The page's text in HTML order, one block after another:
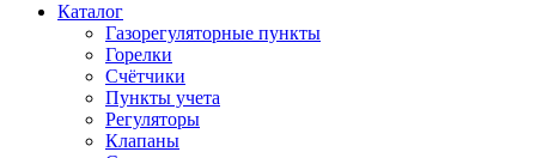
Каталог
Газорегуляторные пункты
Горелки
Счётчики
Пункты учета
Регуляторы
Клапаны